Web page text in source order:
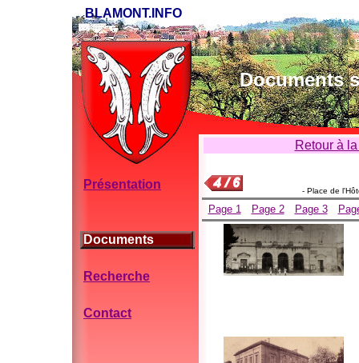
BLAMONT.INFO
Documents
Présentation
Documents
Recherche
Contact
Retour à
- Place de
Page 1 Page 2 Page 3